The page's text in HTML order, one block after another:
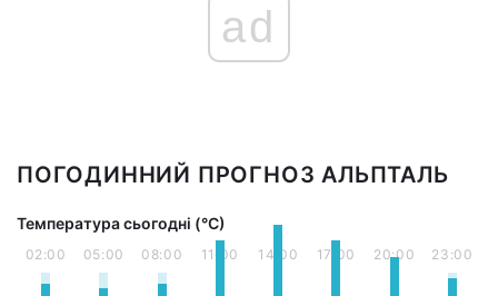
ad
ПОГОДИННИЙ ПРОГНОЗ АЛЬПТАЛЬ
Температура сьогодні (°С)
02:00 05:00 08:00 11:00 14:00 17:00 20:00 23:00